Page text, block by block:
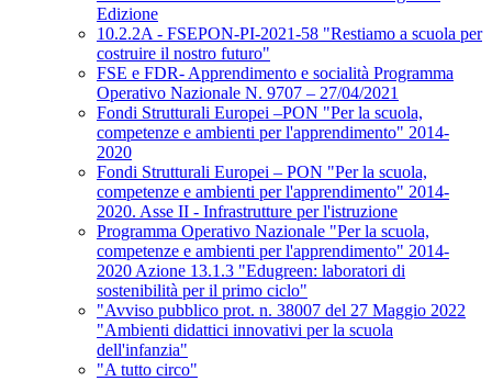
Edizione
10.2.2A - FSEPON-PI-2021-58 "Restiamo a scuola per
costruire il nostro futuro"
FSE e FDR- Apprendimento e socialità Programma
Operativo Nazionale N. 9707 – 27/04/2021
Fondi Strutturali Europei –PON "Per la scuola,
competenze e ambienti per l'apprendimento" 2014-
2020
Fondi Strutturali Europei – PON "Per la scuola,
competenze e ambienti per l'apprendimento" 2014-
2020. Asse II - Infrastrutture per l'istruzione
Programma Operativo Nazionale "Per la scuola,
competenze e ambienti per l'apprendimento" 2014-
2020 Azione 13.1.3 "Edugreen: laboratori di
sostenibilità per il primo ciclo"
"Avviso pubblico prot. n. 38007 del 27 Maggio 2022
"Ambienti didattici innovativi per la scuola
dell'infanzia"
"A tutto circo"